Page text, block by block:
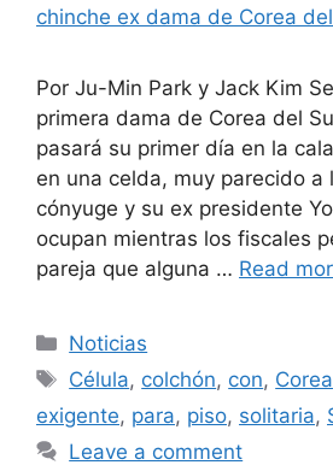
Por Ju-Min Park y Jack Kim
primera dama de Corea del
pasará su primer día en la
en una celda, muy parecido a
cónyuge y su ex presidente
ocupan mientras los fiscales
pareja que alguna … Read
Categories
Noticias
Tags
Célula, colchón, con, Corea
exigente, para, piso, solitaria,
Leave a comment